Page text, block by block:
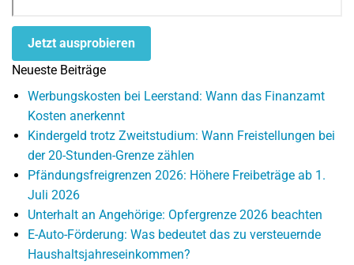
Jetzt ausprobieren
Neueste Beiträge
Werbungskosten bei Leerstand: Wann das Finanzamt
Kosten anerkennt
Kindergeld trotz Zweitstudium: Wann Freistellungen bei
der 20-Stunden-Grenze zählen
Pfändungsfreigrenzen 2026: Höhere Freibeträge ab 1.
Juli 2026
Unterhalt an Angehörige: Opfergrenze 2026 beachten
E-Auto-Förderung: Was bedeutet das zu versteuernde
Haushaltsjahreseinkommen?